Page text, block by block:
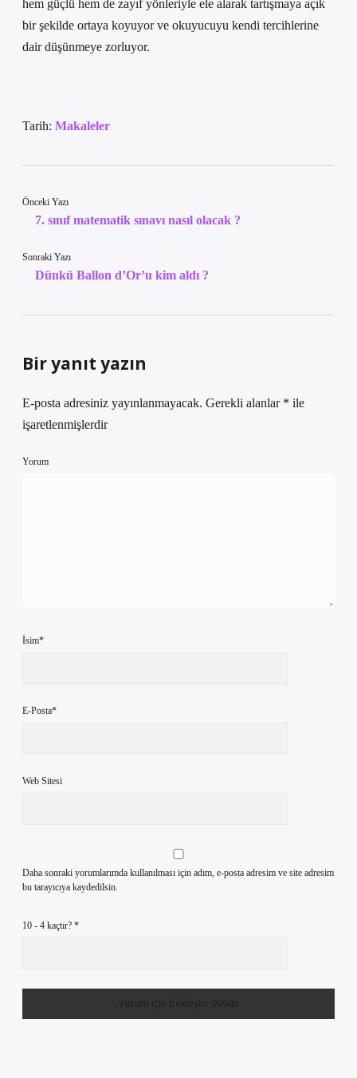
hem güçlü hem de zayıf yönleriyle ele alarak tartışmaya açık
bir şekilde ortaya koyuyor ve okuyucuyu kendi tercihlerine
dair düşünmeye zorluyor.
Tarih: Makaleler
Önceki Yazı
7. sınıf matematik sınavı nasıl olacak ?
Sonraki Yazı
Dünkü Ballon d’Or’u kim aldı ?
Bir yanıt yazın
E-posta adresiniz yayınlanmayacak. Gerekli alanlar * ile
işaretlenmişlerdir
Yorum
İsim*
E-Posta*
Web Sitesi
Daha sonraki yorumlarımda kullanılması için adım, e-posta adresim ve site adresim
bu tarayıcıya kaydedilsin.
10 - 4 kaçtır? *